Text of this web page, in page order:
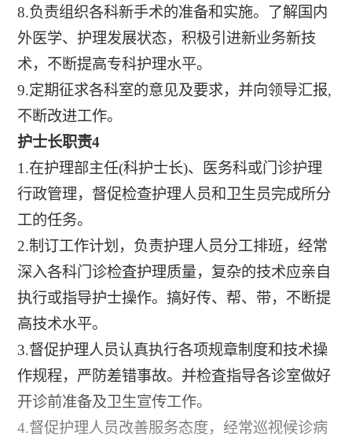
8.负责组织各科新手术的准备和实施。了解国内
外医学、护理发展状态，积极引进新业务新技
术，不断提高专科护理水平。
9.定期征求各科室的意见及要求，并向领导汇报,
不断改进工作。
护士长职责4
1.在护理部主任(科护士长)、医务科或门诊护理
行政管理，督促检查护理人员和卫生员完成所分
工的任务。
2.制订工作计划，负责护理人员分工排班，经常
深入各科门诊检査护理质量，复杂的技术应亲自
执行或指导护士操作。搞好传、帮、带，不断提
高技术水平。
3.督促护理人员认真执行各项规章制度和技术操
作规程，严防差错事故。并检査指导各诊室做好
开诊前准备及卫生宣传工作。
4.督促护理人员改善服务态度，经常巡视候诊病